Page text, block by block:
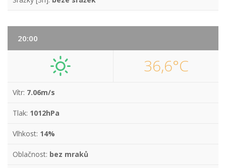
20:00
36,6°C
Vítr: 7.06m/s
Tlak: 1012hPa
Vlhkost: 14%
Oblačnost: bez mraků